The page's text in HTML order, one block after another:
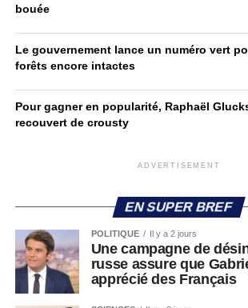
bouée
Le gouvernement lance un numéro vert
forêts encore intactes
Pour gagner en popularité, Raphaël
recouvert de crousty
ADVERTISEMENT
EN SUPER BREF
POLITIQUE Il y a 2 jours
Une campagne de
russe assure que
apprécié des Français